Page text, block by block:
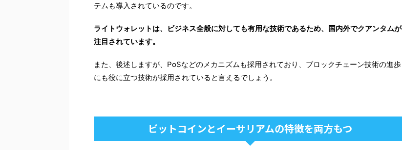
テムも導入されているのです。
ライトウォレットは、ビジネス全般に対しても有用な技術であるため、国内外でクアンタムが
注目されています。
また、後述しますが、PoSなどのメカニズムも採用されており、ブロックチェーン技術の進歩
にも役に立つ技術が採用されていると言えるでしょう。
ビットコインとイーサリアムの特徴を両方もつ